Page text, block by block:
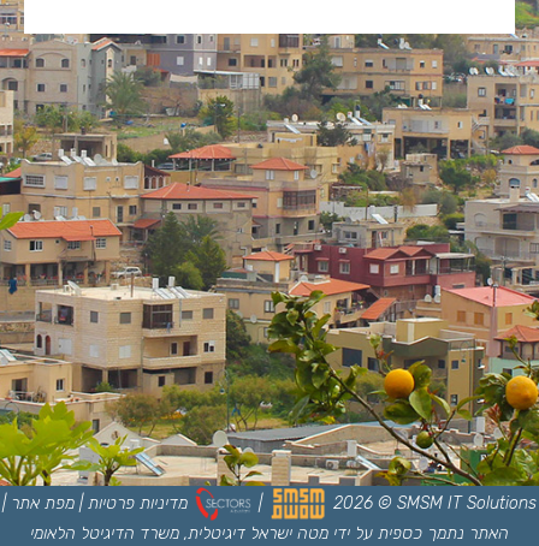
SMSM IT Solutions
©
2026
| מדיניות פרטיות|מפת אתר |
האתר נתמך כספית על ידי מטה ישראל דיגיטלית, משרד הדיגיטל הלאומי